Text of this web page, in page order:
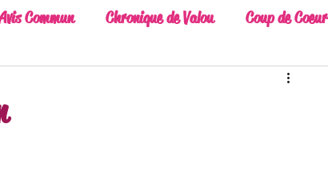
Commun Chronique de Valou Coup de Coeur
Coup de Chaud